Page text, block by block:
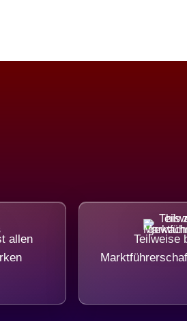
allen
Teilweise